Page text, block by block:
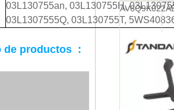
03L130755an, 03L130755H,
03L1307555Q, 03L130755T,
de productos :